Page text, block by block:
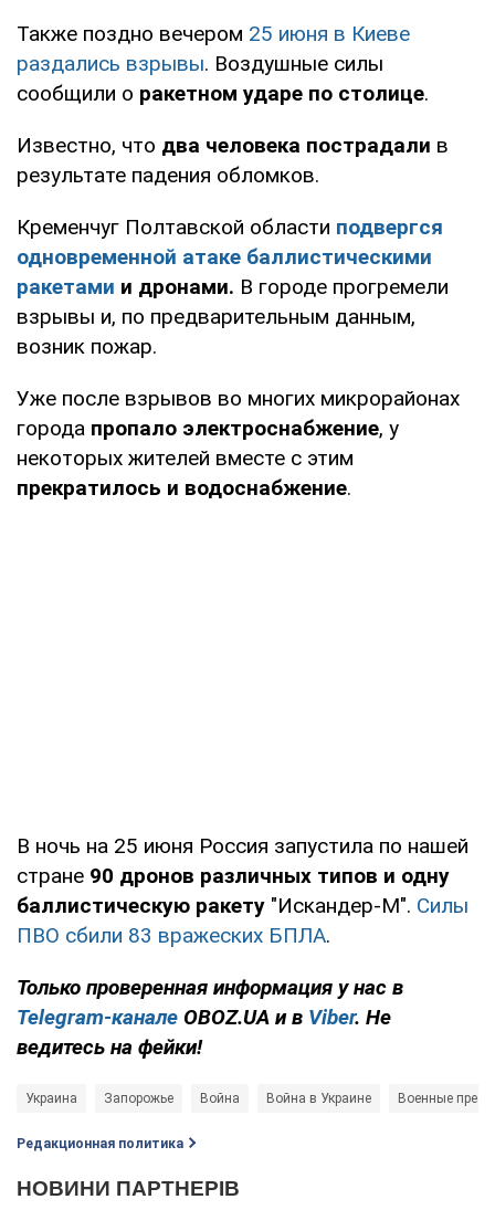
Также поздно вечером 25 июня в Киеве
раздались взрывы. Воздушные силы
сообщили о ракетном ударе по столице.
Известно, что два человека пострадали в
результате падения обломков.
Кременчуг Полтавской области подвергся
одновременной атаке баллистическими
ракетами и дронами. В городе прогремели
взрывы и, по предварительным данным,
возник пожар.
Уже после взрывов во многих микрорайонах
города пропало электроснабжение, у
некоторых жителей вместе с этим
прекратилось и водоснабжение.
В ночь на 25 июня Россия запустила по нашей
стране 90 дронов различных типов и одну
баллистическую ракету "Искандер-М". Силы
ПВО сбили 83 вражеских БПЛА.
Только проверенная информация у нас в
Telegram-канале OBOZ.UA и в Viber. Не
ведитесь на фейки!
Украина Запорожье Война Война в Украине Военные
Редакционная политика